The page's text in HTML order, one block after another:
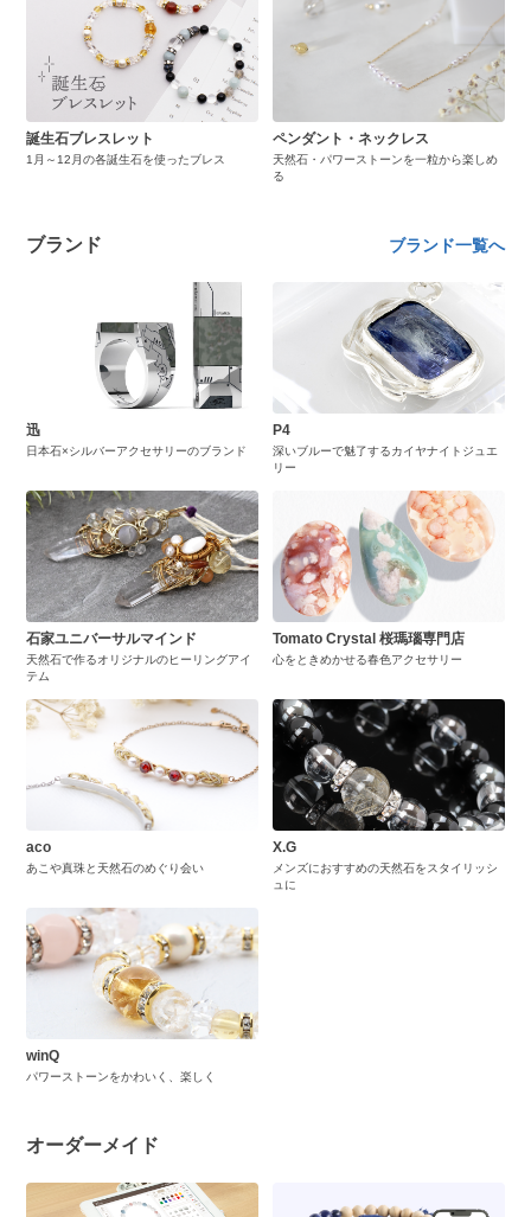
誕生石ブレスレット
1月～12月の各誕生石を使ったブレス
ペンダント・ネックレス
天然石・パワーストーンを一粒から楽しめ
る
ブランド ブランド一覧へ
迅
日本石×シルバーアクセサリーのブランド
P4
深いブルーで魅了するカイヤナイトジュエ
リー
石家ユニバーサルマインド
天然石で作るオリジナルのヒーリングアイ
テム
Tomato Crystal 桜瑪瑙専門店
心をときめかせる春色アクセサリー
aco
あこや真珠と天然石のめぐり会い
X.G
メンズにおすすめの天然石をスタイリッシ
ュに
winQ
パワーストーンをかわいく、楽しく
オーダーメイド